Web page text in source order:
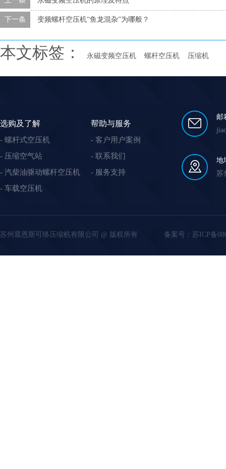
下一条 变频螺杆空压机“鱼龙混杂”为哪般？
本文标签： 永磁变频空压机 螺杆空压机 压缩机
选购及了解
螺杆式空压机
压缩空气站
汽柴油驱动螺杆空压机
车载空压机
帮助与服务
客户用户案例
联系我们
服务支持
邮
地
苏
苏州晨恩斯可络压缩机有限公司 @ 版权所有 备案号： 苏ICP备